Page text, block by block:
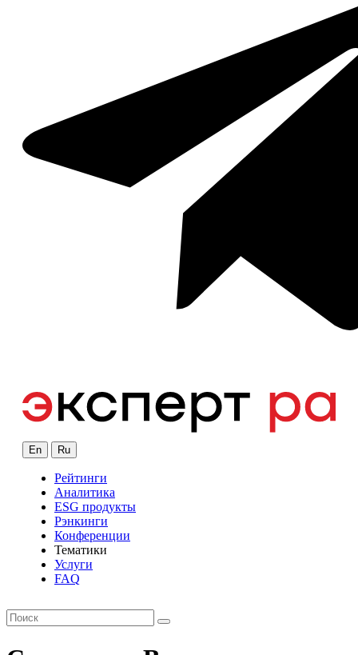
En Ru
Рейтинги
Аналитика
ESG продукты
Рэнкинги
Конференции
Тематики
Услуги
FAQ